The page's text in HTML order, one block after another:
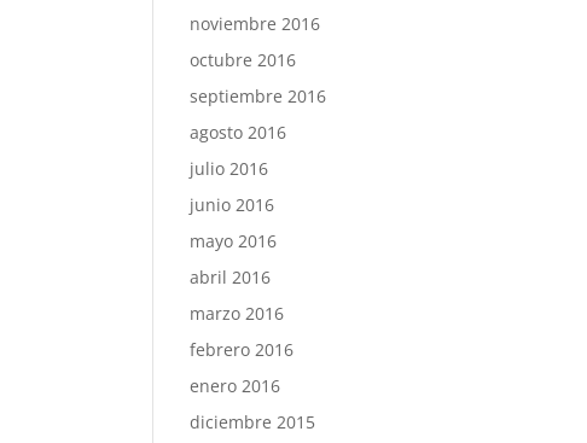
noviembre 2016
octubre 2016
septiembre 2016
agosto 2016
julio 2016
junio 2016
mayo 2016
abril 2016
marzo 2016
febrero 2016
enero 2016
diciembre 2015